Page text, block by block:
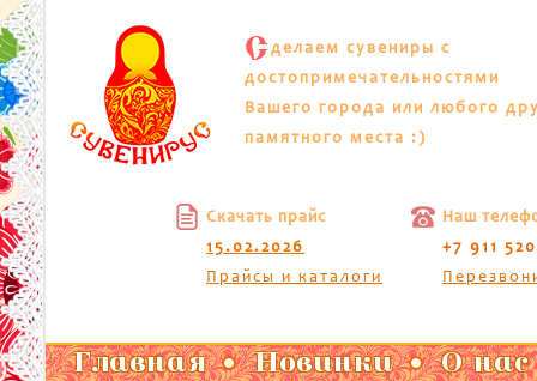
С делаем сувениры с
достопримечательностями
Вашего города или любого
памятного места :)
Скачать прайс
15.02.2026
Прайсы и каталоги
Наш
+7 911
Главная Новинки О нас